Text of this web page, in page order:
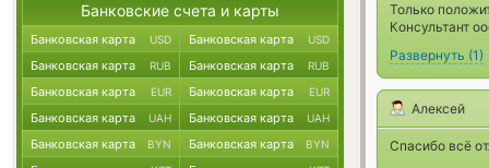
Только
Консультант
Развернуть (1)
Алексей
Спасибо всё
Банковские счета и карты
Банковская карта USD Банковская карта USD
Банковская карта RUB Банковская карта RUB
Банковская карта EUR Банковская карта EUR
Банковская карта UAH Банковская карта UAH
Банковская карта BYN Банковская карта BYN